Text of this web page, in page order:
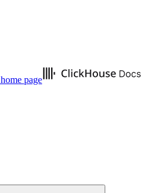
home page